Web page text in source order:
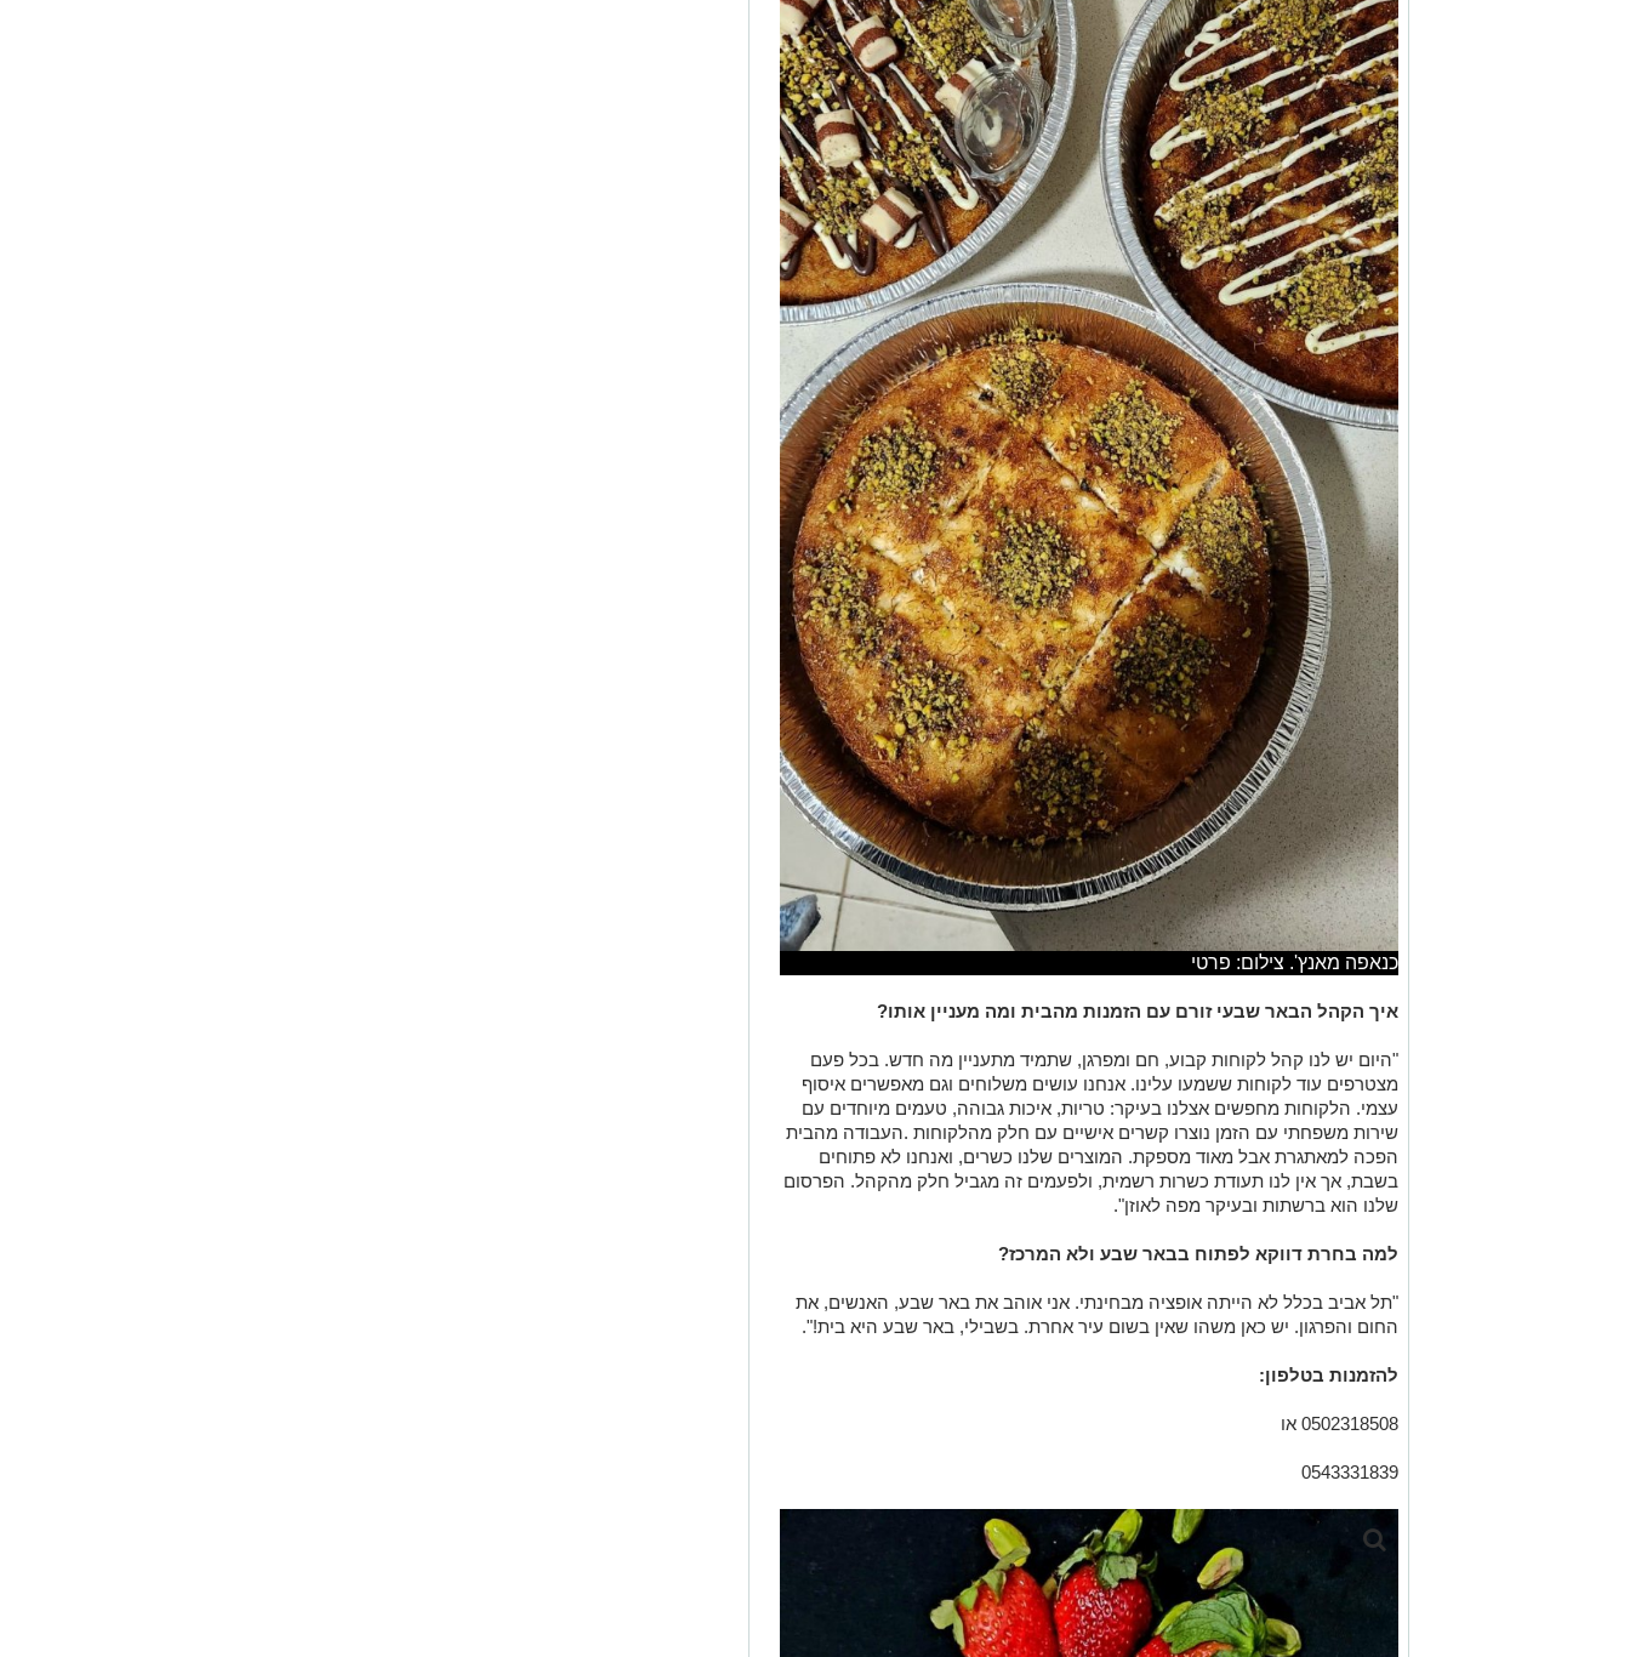
כנאפה מאנץ'. צילום: פרטי
איך הקהל הבאר שבעי זורם עם הזמנות מהבית ומה מעניין אותו?
"היום יש לנו קהל לקוחות קבוע, חם ומפרגן, שתמיד מתעניין מה חדש. בכל פעם
מצטרפים עוד לקוחות ששמעו עלינו. אנחנו עושים משלוחים וגם מאפשרים איסוף
עצמי. הלקוחות מחפשים אצלנו בעיקר: טריות, איכות גבוהה, טעמים מיוחדים עם
שירות משפחתי עם הזמן נוצרו קשרים אישיים עם חלק מהלקוחות .העבודה מהבית
הפכה למאתגרת אבל מאוד מספקת. המוצרים שלנו כשרים, ואנחנו לא פתוחים
בשבת, אך אין לנו תעודת כשרות רשמית, ולפעמים זה מגביל חלק מהקהל. הפרסום
שלנו הוא ברשתות ובעיקר מפה לאוזן".
למה בחרת דווקא לפתוח בבאר שבע ולא המרכז?
"תל אביב בכלל לא הייתה אופציה מבחינתי. אני אוהב את באר שבע, האנשים, את
החום והפרגון. יש כאן משהו שאין בשום עיר אחרת. בשבילי, באר שבע היא בית!".
להזמנות בטלפון:
0502318508 או
0543331839